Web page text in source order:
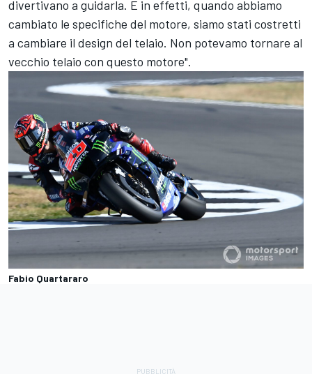
divertivano a guidarla. E in effetti, quando abbiamo
cambiato le specifiche del motore, siamo stati costretti
a cambiare il design del telaio. Non potevamo tornare al
vecchio telaio con questo motore".
Fabio Quartararo